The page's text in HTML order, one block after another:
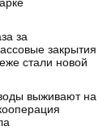
за
закрытия
стали новой
выживают на